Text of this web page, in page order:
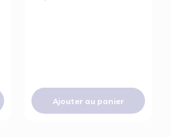
Ajouter au panier